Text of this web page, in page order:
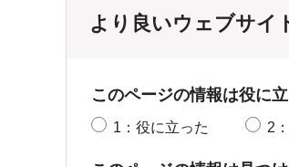
より良いウェブサイ
このページの情報は役に
1：役に立った 2